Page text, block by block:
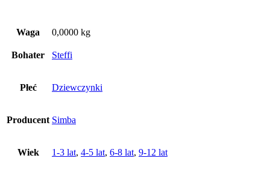
Waga 0,0000 kg
Bohater Steffi
Płeć Dziewczynki
Producent Simba
Wiek 1-3 lat, 4-5 lat, 6-8 lat, 9-12 lat